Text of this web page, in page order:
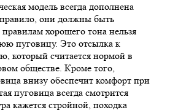
модель всегда дополнена
они должны быть
хорошего тона нельзя
пуговицу. Это отсылка к
который считается нормой в
обществе. Кроме того,
внизу обеспечит комфорт при
пуговица всегда смотрится
кажется стройной, походка